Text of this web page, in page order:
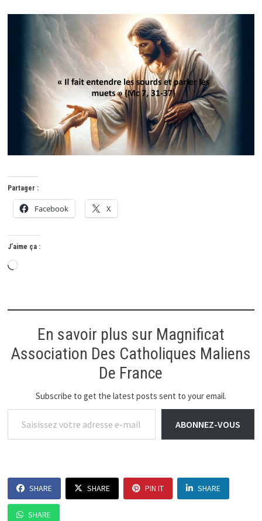
Partager :
Facebook X
J’aime ça :
Chargement…
En savoir plus sur Magnificat
Association Des Catholiques Maliens
De France
Subscribe to get the latest posts sent to your email.
Saisissez votre adresse e-mail…
ABONNEZ-VOUS
SHARE SHARE PIN IT SHARE
SHARE